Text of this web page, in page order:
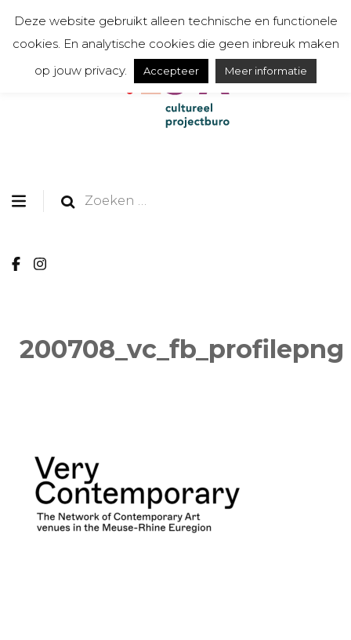
Zoeken
projectburo
200708_vc_fb_profilepng
Deze website gebruikt alleen technische en functionele
cookies. En analytische cookies die geen inbreuk maken
op jouw privacy.
Accepteer Meer informatie